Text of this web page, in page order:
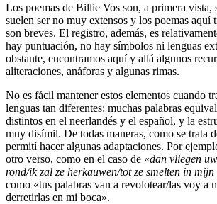
Los poemas de Billie Vos son, a primera vista,
suelen ser no muy extensos y los poemas aquí
son breves. El registro, además, es
hay puntuación, no hay símbolos ni lenguas
obstante, encontramos aquí y allá algunos
aliteraciones, anáforas y algunas rimas.
No es fácil mantener estos elementos cuando
lenguas tan diferentes: muchas palabras
distintos en el neerlandés y el español, y la
muy disímil. De todas maneras, como se trata
permití hacer algunas adaptaciones. Por
otro verso, como en el caso de «dan vliegen
rond/ik zal ze herkauwen/tot ze smelten in mijn
como «tus palabras van a revolotear/las voy a
derretirlas en mi boca».